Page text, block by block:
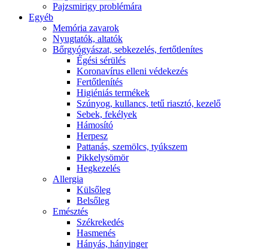
Pajzsmirigy problémára
Egyéb
Memória zavarok
Nyugtatók, altatók
Bőrgyógyászat, sebkezelés, fertőtlenítes
É́gési sérülés
Koronavírus elleni védekezés
Fertőtlenítés
Higiéniás termékek
Szúnyog, kullancs, tetű riasztó, kezelő
Sebek, fekélyek
Hámosító
Herpesz
Pattanás, szemölcs, tyúkszem
Pikkelysömör
Hegkezelés
Allergia
Külsőleg
Belsőleg
Emésztés
Székrekedés
Hasmenés
Hányás, hányinger